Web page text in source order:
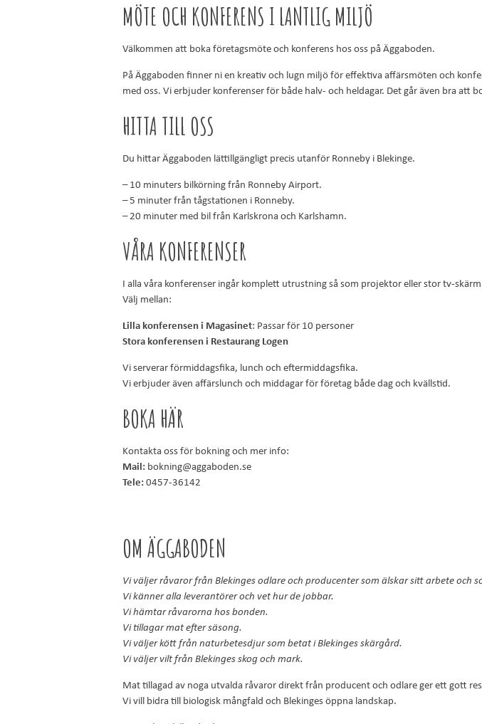
MÖTE OCH KONFERENS I LANTLIG MILJÖ
Välkommen att boka företagsmöte och konferens hos oss på Äggaboden.
På Äggaboden finner ni en kreativ och lugn miljö för effektiva affärsmöten och
med oss. Vi erbjuder konferenser för både halv- och heldagar. Det går även bra
HITTA TILL OSS
Du hittar Äggaboden lättillgängligt precis utanför Ronneby i Blekinge.
– 10 minuters bilkörning från Ronneby Airport.
– 5 minuter från tågstationen i Ronneby.
– 20 minuter med bil från Karlskrona och Karlshamn.
VÅRA KONFERENSER
I alla våra konferenser ingår komplett utrustning så som projektor eller stor tv-
Välj mellan:
Lilla konferensen i Magasinet: Passar för 10 personer
Stora konferensen i Restaurang Logen
Vi serverar förmiddagsfika, lunch och eftermiddagsfika.
Vi erbjuder även affärslunch och middagar för företag både dag och kvällstid.
BOKA HÄR
Kontakta oss för bokning och mer info:
Mail: bokning@aggaboden.se
Tele: 0457-36142
OM ÄGGABODEN
Vi väljer råvaror från Blekinges odlare och producenter som älskar sitt arbete och
Vi känner alla leverantörer och vet hur de jobbar.
Vi hämtar råvarorna hos bonden.
Vi tillagar mat efter säsong.
Vi väljer kött från naturbetesdjur som betat i Blekinges skärgård.
Vi väljer vilt från Blekinges skog och mark.
Mat tillagad av noga utvalda råvaror direkt från producent och odlare ger ett gott
Vi vill bidra till biologisk mångfald och Blekinges öppna landskap.